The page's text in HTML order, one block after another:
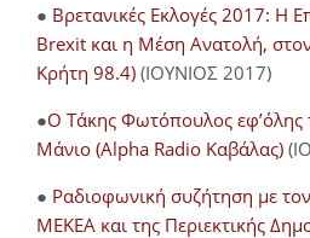
● Βρετανικές Εκλογές 2017: Η
Brexit και η Μέση Ανατολή,
Κρήτη 98.4) (ΙΟΥΝΙΟΣ 2017)
●O Τάκης Φωτόπουλος εφ’όλης
Μάνιο (Alpha Radio Καβάλας)
● Ραδιοφωνική συζήτηση με
ΜΕΚΕΑ και της Περιεκτικής